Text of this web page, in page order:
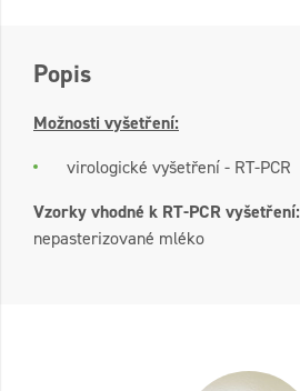
Popis
Možnosti vyšetření:
virologické vyšetření - RT-PCR
Vzorky vhodné k RT-PCR vyšetření:
nepasterizované mléko